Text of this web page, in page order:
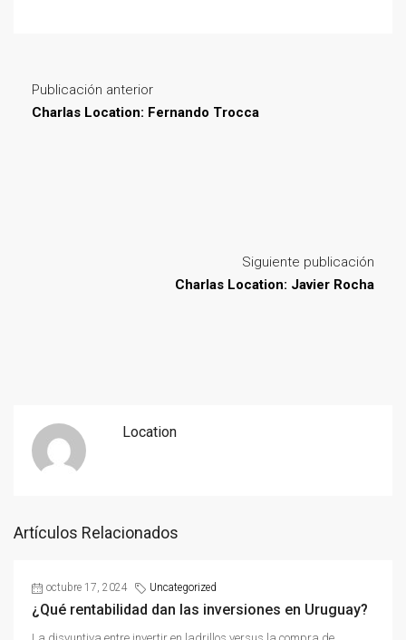
Publicación anterior
Charlas Location: Fernando Trocca
Siguiente publicación
Charlas Location: Javier Rocha
Location
Artículos Relacionados
octubre 17, 2024 Uncategorized
¿Qué rentabilidad dan las inversiones en Uruguay?